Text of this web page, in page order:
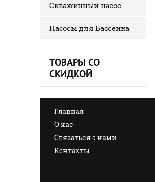
Скважинный насос
Насосы для Бассейна
ТОВАРЫ СО
СКИДКОЙ
Главная
О нас
Связаться с нами
Контакты